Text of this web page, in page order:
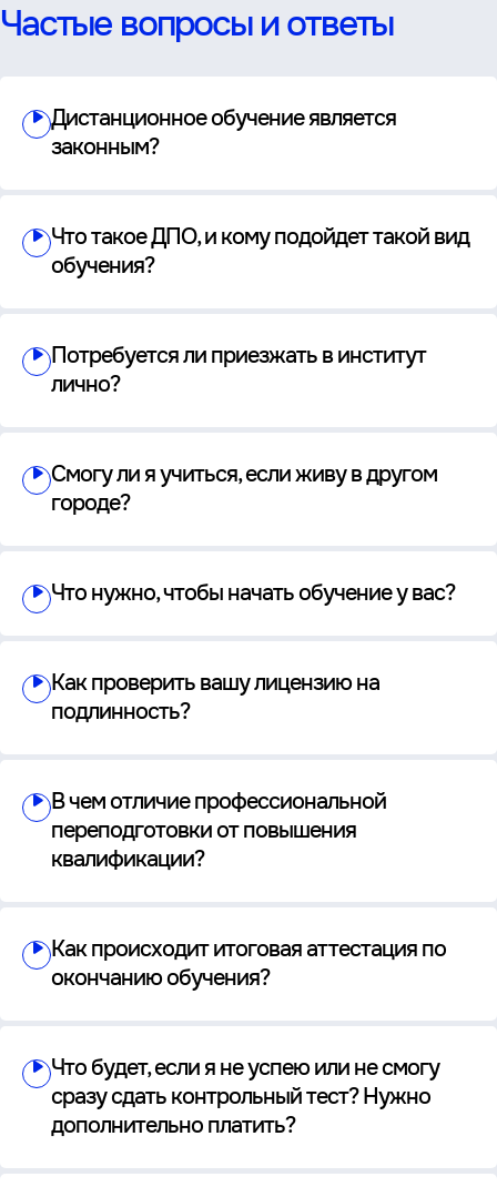
Частые вопросы и ответы
Дистанционное обучение является
законным?
Что такое ДПО, и кому подойдет такой вид
обучения?
Потребуется ли приезжать в институт
лично?
Смогу ли я учиться, если живу в другом
городе?
Что нужно, чтобы начать обучение у вас?
Как проверить вашу лицензию на
подлинность?
В чем отличие профессиональной
переподготовки от повышения
квалификации?
Как происходит итоговая аттестация по
окончанию обучения?
Что будет, если я не успею или не смогу
сразу сдать контрольный тест? Нужно
дополнительно платить?